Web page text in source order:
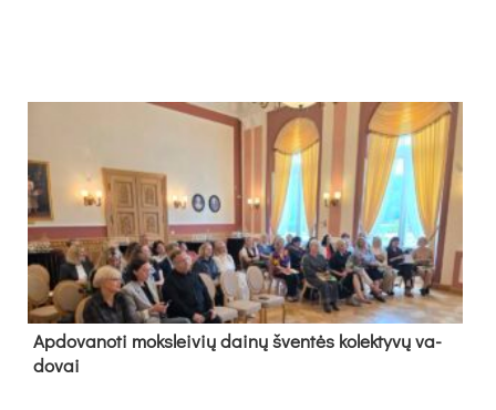
Ap­do­va­no­ti moks­lei­vių dai­nų šven­tės ko­lek­ty­vų va­
do­vai